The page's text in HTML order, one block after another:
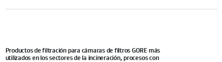
Productos de filtración para cámaras de filtros GORE más
utilizados en los sectores de la incineración, procesos con